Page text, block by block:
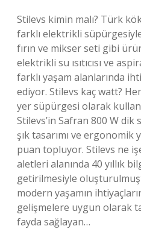
Stilevs kimin malı? Türk
farklı elektrikli
fırın ve mikser seti gibi
elektrikli su ısıtıcısı ve
farklı yaşam alanlarında
ediyor. Stilevs kaç watt?
yer süpürgesi olarak
Stilevs’in Safran 800 W dik
şık tasarımı ve ergonomik
puan topluyor. Stilevs ne
aletleri alanında 40 yıllık
getirilmesiyle
modern yaşamın
gelişmelere uygun olarak
fayda sağlayan…